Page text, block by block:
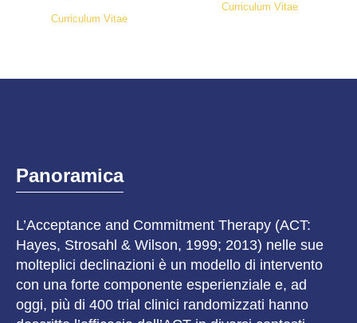
Curriculum Vitae
Curriculum Vitae
Panoramica
L’Acceptance and Commitment Therapy (ACT:
Hayes, Strosahl & Wilson, 1999; 2013) nelle sue
molteplici declinazioni è un modello di intervento
con una forte componente esperienziale e, ad
oggi, più di 400 trial clinici randomizzati hanno